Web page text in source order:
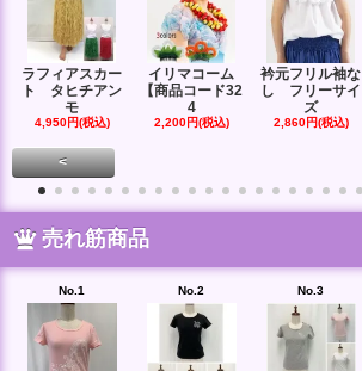
ラフィアスカー
ト タヒチアン
モ
4,950円(税込)
イリマコーム
【商品コード32
4
2,200円(税込)
衿元フリル袖な
し フリーサイ
ズ
2,860円(税込)
<
売れ筋商品
No.1 No.2 No.3